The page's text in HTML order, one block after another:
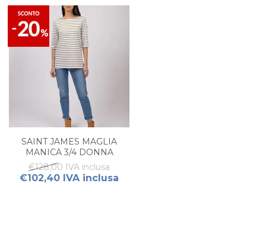
SAINT JAMES MAGLIA
MANICA 3/4 DONNA
€128,00 IVA inclusa
€102,40 IVA inclusa